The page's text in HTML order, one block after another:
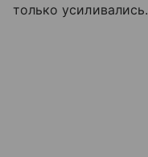
только усиливались.